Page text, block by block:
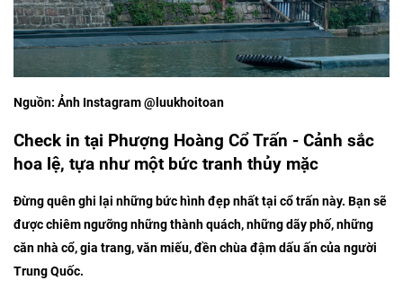
Nguồn: Ảnh Instagram @luukhoitoan
Check in tại Phượng Hoàng Cổ Trấn - Cảnh sắc
hoa lệ, tựa như một bức tranh thủy mặc
Đừng quên ghi lại những bức hình đẹp nhất tại cổ trấn này. Bạn sẽ
được chiêm ngưỡng những thành quách, những dãy phố, những
căn nhà cổ, gia trang, văn miếu, đền chùa đậm dấu ấn của người
Trung Quốc.